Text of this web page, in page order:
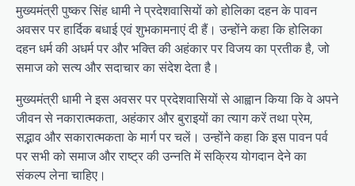
मुख्यमंत्री पुष्कर सिंह धामी ने प्रदेशवासियों को होलिका दहन के पावन
अवसर पर हार्दिक बधाई एवं शुभकामनाएं दी हैं। उन्होंने कहा कि होलिका
दहन धर्म की अधर्म पर और भक्ति की अहंकार पर विजय का प्रतीक है, जो
समाज को सत्य और सदाचार का संदेश देता है।
मुख्यमंत्री धामी ने इस अवसर पर प्रदेशवासियों से आह्वान किया कि वे अपने
जीवन से नकारात्मकता, अहंकार और बुराइयों का त्याग करें तथा प्रेम,
सद्भाव और सकारात्मकता के मार्ग पर चलें। उन्होंने कहा कि इस पावन पर्व
पर सभी को समाज और राष्ट्र की उन्नति में सक्रिय योगदान देने का
संकल्प लेना चाहिए।